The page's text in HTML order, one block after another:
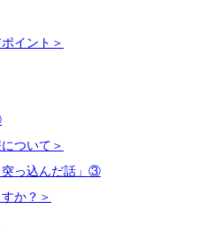
イント＞
ついて＞
っ込んだ話」③
か？＞